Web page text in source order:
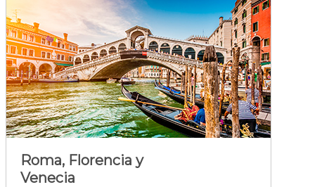
Roma, Florencia y
Venecia
Roma, Florencia y Venecia
3N. Roma A.D. + 2N. Florencia A.D.
+ 2N. Venecia A.D.+ Vuelos +